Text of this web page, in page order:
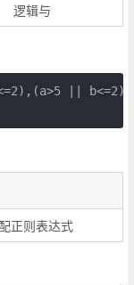
逻辑与
||
正则表达式